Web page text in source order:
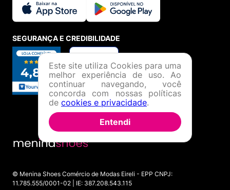
SEGURANÇA E CREDIBILIDADE
© Menina Shoes Comércio de Modas Eireli - EPP CNPJ:
11.785.555/0001-02 | IE: 387.208.543.115
Este site utiliza Cookies para uma
melhor experiência de uso. Ao
continuar navegando, você
concorda com nossas políticas
de cookies e privacidade.
Entendi